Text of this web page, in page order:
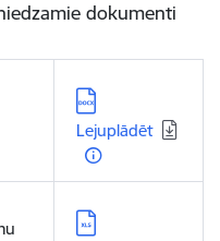
dokumenti
Lejupielādēt:
Lejuplādēt
Lejupielādēt: